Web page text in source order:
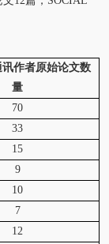
作者原始论文数
量
70
33
15
9
10
7
12